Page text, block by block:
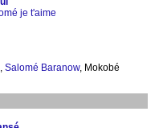
je t'aime
, Salomé Baranow, Mokobé